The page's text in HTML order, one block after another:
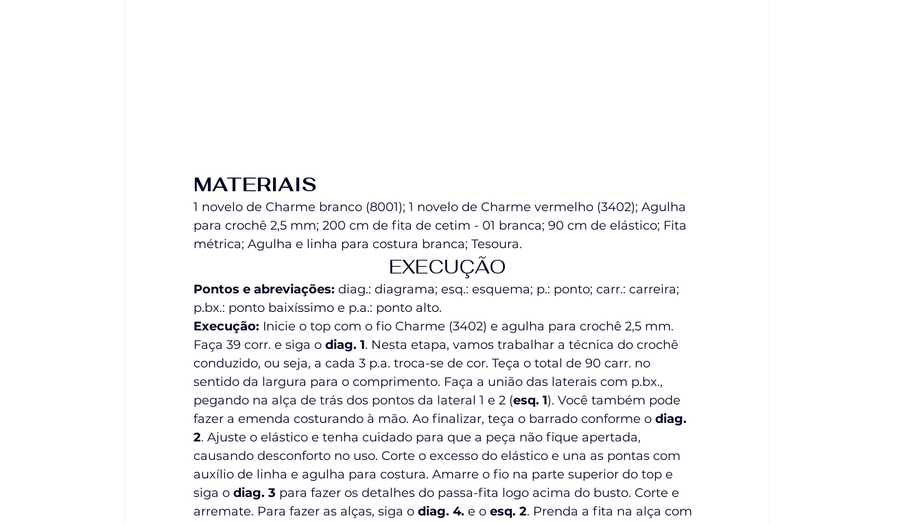
MATERIAIS
1 novelo de Charme branco (8001); 1 novelo de Charme vermelho (3402); Agulha
para crochê 2,5 mm; 200 cm de fita de cetim - 01 branca; 90 cm de elástico; Fita
métrica; Agulha e linha para costura branca; Tesoura.
EXECUÇÃO
Pontos e abreviações: diag.: diagrama; esq.: esquema; p.: ponto; carr.: carreira;
p.bx.: ponto baixíssimo e p.a.: ponto alto.
Execução: Inicie o top com o fio Charme (3402) e agulha para crochê 2,5 mm.
Faça 39 corr. e siga o diag. 1. Nesta etapa, vamos trabalhar a técnica do crochê
conduzido, ou seja, a cada 3 p.a. troca-se de cor. Teça o total de 90 carr. no
sentido da largura para o comprimento. Faça a união das laterais com p.bx.,
pegando na alça de trás dos pontos da lateral 1 e 2 (esq. 1). Você também pode
fazer a emenda costurando à mão. Ao finalizar, teça o barrado conforme o diag.
2. Ajuste o elástico e tenha cuidado para que a peça não fique apertada,
causando desconforto no uso. Corte o excesso do elástico e una as pontas com
auxílio de linha e agulha para costura. Amarre o fio na parte superior do top e
siga o diag. 3 para fazer os detalhes do passa-fita logo acima do busto. Corte e
arremate. Para fazer as alças, siga o diag. 4. e o esq. 2. Prenda a fita na alça com